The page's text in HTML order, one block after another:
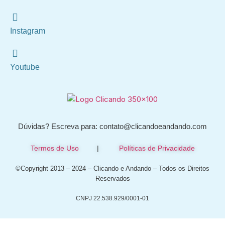
Instagram
Youtube
Dúvidas? Escreva para: contato@clicandoeandando.com
Termos de Uso| Políticas de Privacidade
©Copyright 2013 – 2024 – Clicando e Andando – Todos os Direitos
Reservados
CNPJ 22.538.929/0001-01